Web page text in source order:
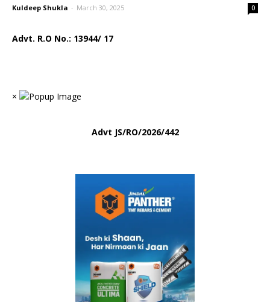
Kuldeep Shukla - March 30, 2025 0
Advt. R.O No.: 13944/ 17
×
Advt JS/RO/2026/442